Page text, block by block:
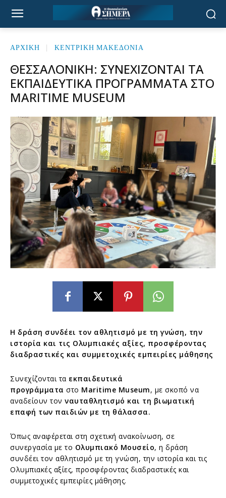
ΑΡΧΙΚΉ ΚΕΝΤΡΙΚΗ ΜΑΚΕΔΟΝΙΑ
ΘΕΣΣΑΛΟΝΊΚΗ: ΣΥΝΕΧΊΖΟΝΤΑΙ ΤΑ
ΕΚΠΑΙΔΕΥΤΙΚΆ ΠΡΟΓΡΆΜΜΑΤΑ ΣΤΟ
MARITIME MUSEUM
Η δράση συνδέει τον αθλητισμό με τη γνώση, την
ιστορία και τις Ολυμπιακές αξίες, προσφέροντας
διαδραστικές και συμμετοχικές εμπειρίες μάθησης
Συνεχίζονται τα εκπαιδευτικά
προγράμματα στο Maritime Museum, με σκοπό να
αναδείουν τον ναυταθλητισμό και τη βιωματική
επαφή των παιδιών με τη θάλασσα.
Όπως αναφέρεται στη σχετική ανακοίνωση, σε
συνεργασία με το Ολυμπιακό Μουσείο, η δράση
συνδέει τον αθλητισμό με τη γνώση, την ιστορία και τις
Ολυμπιακές αξίες, προσφέροντας διαδραστικές και
συμμετοχικές εμπειρίες μάθησης.